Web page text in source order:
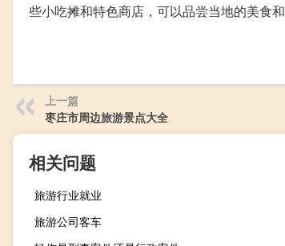
些小吃摊和特色商店，可以品尝当地的美食和
上一篇
枣庄市周边旅游景点大全
相关问题
旅游行业就业
旅游公司客车